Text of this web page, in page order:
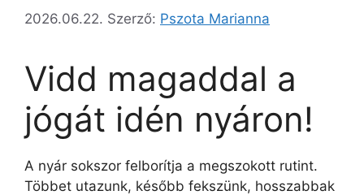
2026.06.22. Szerző: Pszota Marianna
Vidd magaddal a
jógát idén nyáron!
A nyár sokszor felborítja a megszokott rutint.
Többet utazunk, később fekszünk, hosszabbak